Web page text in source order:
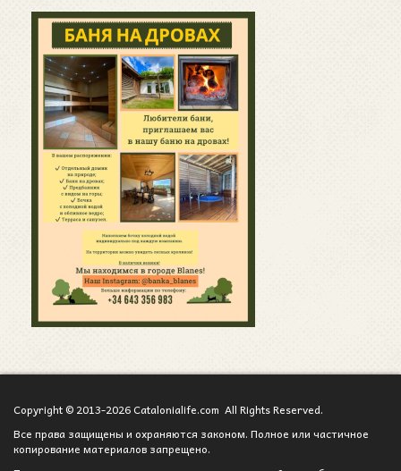
Copyright © 2013-2026 Catalonialife.com All Rights Reserved.
Все права защищены и охраняются законом. Полное или частичное
копирование материалов запрещено.